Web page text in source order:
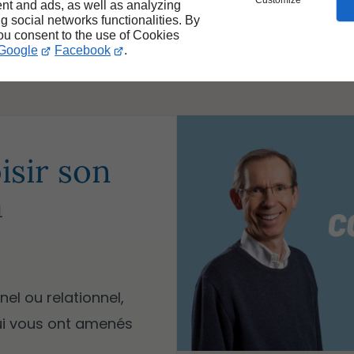
and ads, as well as analyzing
social networks functionalities. By
consent to the use of Cookies
Facebook .
psychothérapie : un
son
ou relationnel,
vous ont amenés